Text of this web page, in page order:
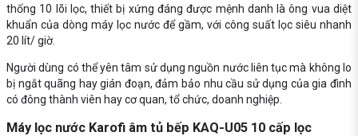
thống 10 lõi lọc, thiết bị xứng đáng được mệnh danh là ông vua diệt
khuẩn của dòng máy lọc nước để gầm, với công suất lọc siêu nhanh
20 lít/ giờ.
Người dùng có thể yên tâm sử dụng nguồn nước liên tục mà không lo
bị ngắt quãng hay gián đoạn, đảm bảo nhu cầu sử dụng của gia đình
có đông thành viên hay cơ quan, tổ chức, doanh nghiệp.
Máy lọc nước Karofi âm tủ bếp KAQ-U05 10 cấp lọc